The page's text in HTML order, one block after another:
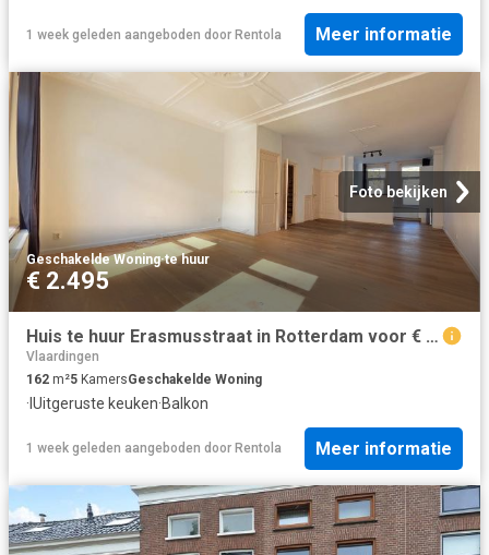
1 week geleden aangeboden door Rentola Meer informatie
Foto bekijken
Geschakelde Woning·te huur
€ 2.495
Huis te huur Erasmusstraat in Rotterdam voor € 2.495
Vlaardingen
162 m²5 KamersGeschakelde Woning
· IUitgeruste keuken·Balkon
1 week geleden aangeboden door Rentola Meer informatie